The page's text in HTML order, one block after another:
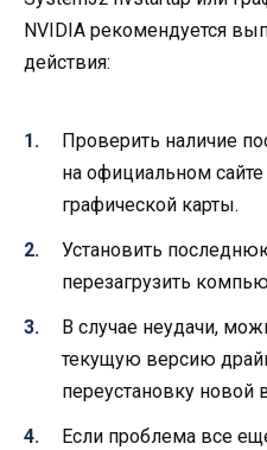
NVIDIA рекомендуется
действия:
Проверить наличие
на официальном
графической карты.
Установить
перезагрузить
В случае неудачи,
текущую версию
переустановку новой
Если проблема все